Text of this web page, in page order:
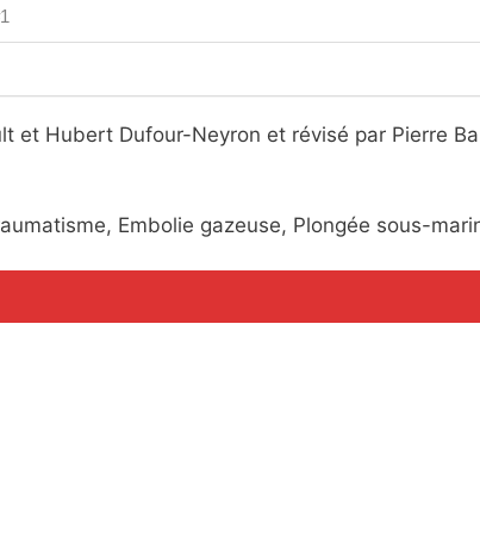
et Hubert Dufour-Neyron et révisé par Pierre
Embolie gazeuse, Plongée sous-